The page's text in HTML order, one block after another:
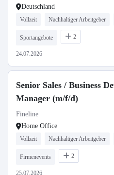
Deutschland
Vollzeit Nachhaltiger Arbeitgeber
Sportangebote 2
24.07.2026
Senior Sales / Business
Manager (m/f/d)
Fineline
Home Office
Vollzeit Nachhaltiger Arbeitgeber
Firmenevents 2
25.07.2026